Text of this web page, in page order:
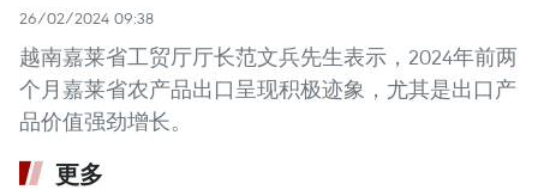
26/02/2024 09:38
越南嘉莱省工贸厅厅长范文兵先生表示，2024年前两
个月嘉莱省农产品出口呈现积极迹象，尤其是出口产
品价值强劲增长。
更多